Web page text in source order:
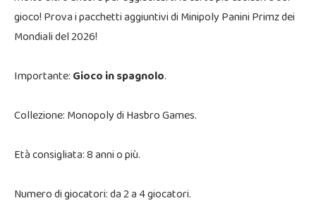
gioco! Prova i pacchetti aggiuntivi di Minipoly Panini Primz dei
Mondiali del 2026!
Importante:Gioco in spagnolo.
Collezione: Monopoly di Hasbro Games.
Età consigliata: 8 anni o più.
Numero di giocatori: da 2 a 4 giocatori.